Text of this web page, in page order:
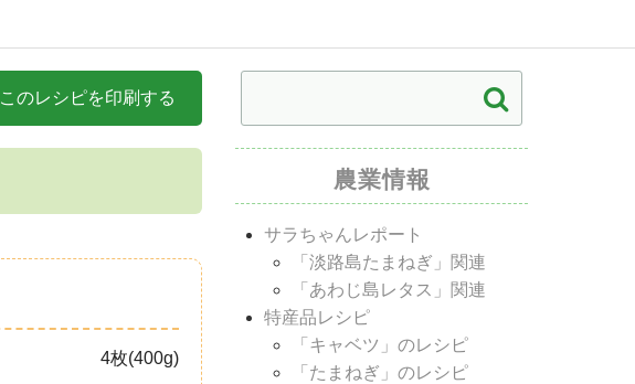
このレシピを印刷する
4枚(400g)
農業情報
サラちゃんレポート
「淡路島たまねぎ」関連
「あわじ島レタス」関連
特産品レシピ
「キャベツ」のレシピ
「たまねぎ」のレシピ